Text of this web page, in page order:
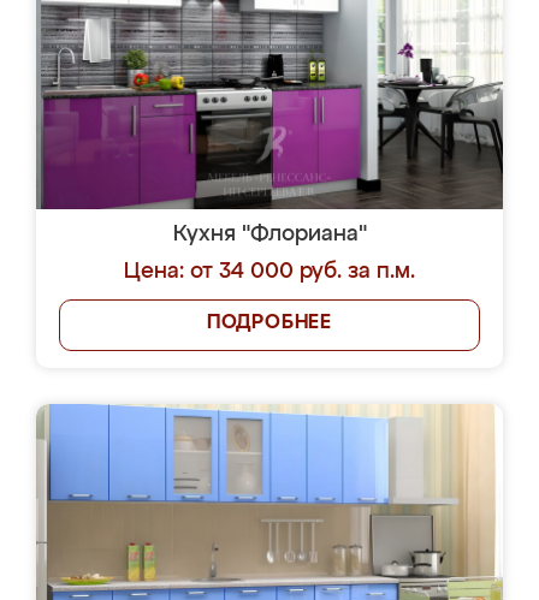
Кухня "Флориана"
Цена: от 34 000 руб. за п.м.
ПОДРОБНЕЕ